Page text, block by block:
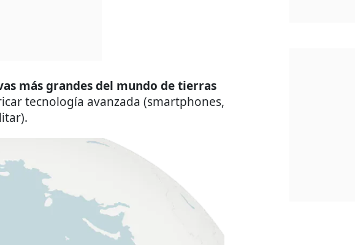
más grandes del mundo de tierras
tecnología avanzada (smartphones,